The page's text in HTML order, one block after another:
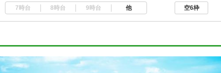
7時台 8時台 9時台 他 空6枠